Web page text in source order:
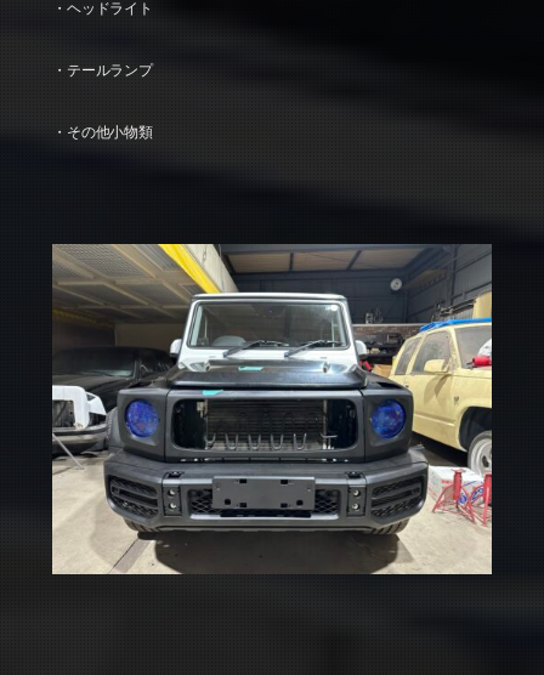
・ヘッドライト
・テールランプ
・その他小物類